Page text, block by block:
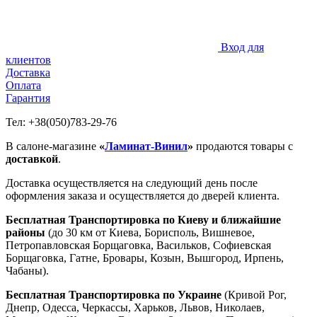
Вход для
клиентов
Доставка
Оплата
Гарантия
Тел: +38(050)783-29-76
В салоне-магазине «Ламинат-Винил» продаются товары с
доставкой.
Доставка осуществляется на следующий день после
оформления заказа и осуществляется до дверей клиента.
Бесплатная Транспортировка по Киеву и ближайшие
районы (до 30 км от Киева, Борисполь, Вишневое,
Петропавловская Борщаговка, Васильков, Софиевская
Борщаговка, Гатне, Бровары, Козын, Вышгород, Ирпень,
Чабаны).
Бесплатная Транспортировка по Украине (Кривой Рог,
Днепр, Одесса, Черкассы, Харьков, Львов, Николаев,